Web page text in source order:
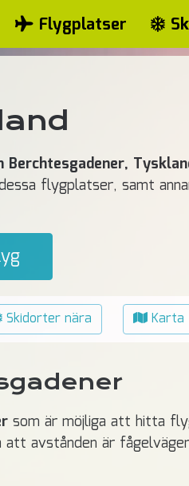
Flygplatser
flygplatser, samt
Skidorter nära Karta
som är möjliga att hitta
avstånden är